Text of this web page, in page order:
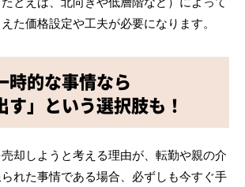
た価格設定や工夫が必要になります。
時的な事情なら
す」という選択肢も！
却しようと考える理由が、転勤や親の介
れた事情である場合、必ずしも今すぐ手